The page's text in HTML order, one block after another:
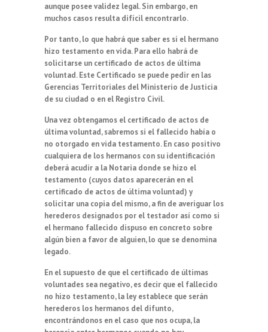
aunque posee validez legal. Sin embargo, en
muchos casos resulta difícil encontrarlo.
Por tanto, lo que habrá que saber es si el hermano
hizo testamento en vida. Para ello habrá de
solicitarse un certificado de actos de última
voluntad. Este Certificado se puede pedir en las
Gerencias Territoriales del Ministerio de Justicia
de su ciudad o en el Registro Civil.
Una vez obtengamos el certificado de actos de
última voluntad, sabremos si el fallecido había o
no otorgado en vida testamento. En caso positivo
cualquiera de los hermanos con su identificación
deberá acudir a la Notaria donde se hizo el
testamento (cuyos datos aparecerán en el
certificado de actos de última voluntad) y
solicitar una copia del mismo, a fin de averiguar los
herederos designados por el testador así como si
el hermano fallecido dispuso en concreto sobre
algún bien a favor de alguien, lo que se denomina
legado.
En el supuesto de que el certificado de últimas
voluntades sea negativo, es decir que el fallecido
no hizo testamento, la ley establece que serán
herederos los hermanos del difunto,
encontrándonos en el caso que nos ocupa, la